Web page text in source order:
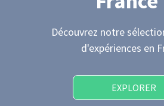
Découvrez notre
d'expériences en
EXPLORER